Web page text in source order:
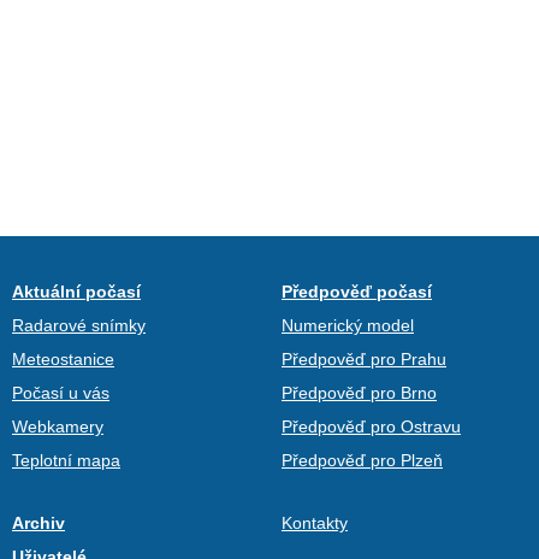
Aktuální počasí
Radarové snímky
Meteostanice
Počasí u vás
Webkamery
Teplotní mapa
Předpověď počasí
Numerický model
Předpověď pro Prahu
Předpověď pro Brno
Předpověď pro Ostravu
Předpověď pro Plzeň
Archiv
Kontakty